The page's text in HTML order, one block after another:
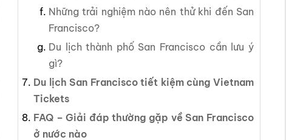
Những trải nghiệm nào nên thử khi đến San
Francisco?
Du lịch thành phố San Francisco cần lưu ý
gì?
Du lịch San Francisco tiết kiệm cùng Vietnam
Tickets
FAQ – Giải đáp thường gặp về San Francisco
ở nước nào